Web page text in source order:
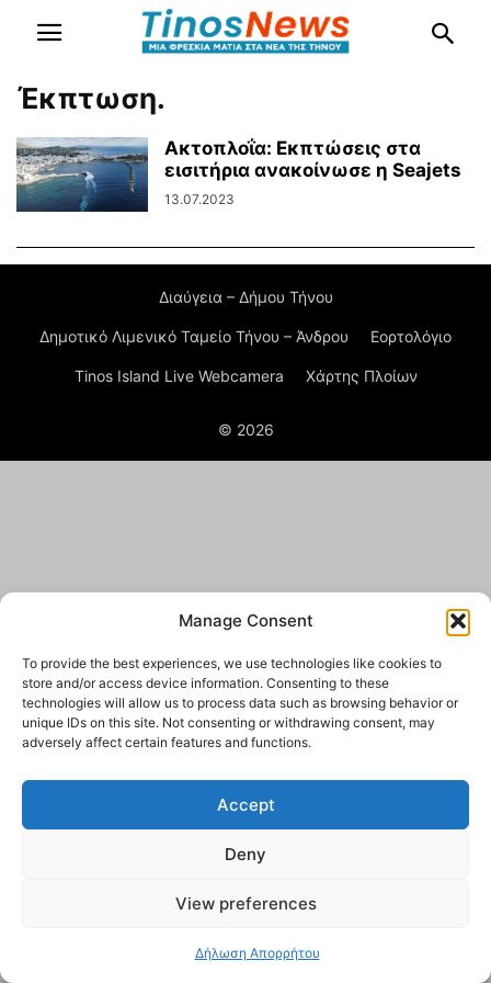
Manage Consent
To provide the best experiences, we use technologies like cookies to
store and/or access device information. Consenting to these
technologies will allow us to process data such as browsing behavior or
unique IDs on this site. Not consenting or withdrawing consent, may
adversely affect certain features and functions.
Accept
Deny
View preferences
Δήλωση Απορρήτου
Έκπτωση.
Ακτοπλοΐα: Εκπτώσεις στα
εισιτήρια ανακοίνωσε η Seajets
13.07.2023
Διαύγεια – Δήμου Τήνου
Δημοτικό Λιμενικό Ταμείο Τήνου – Άνδρου Εορτολόγιο
Tinos Island Live Webcamera Χάρτης Πλοίων
© 2026